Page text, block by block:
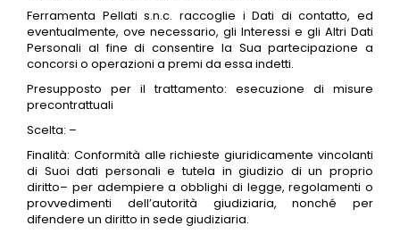
Ferramenta Pellati s.n.c. raccoglie i Dati di contatto, ed
eventualmente, ove necessario, gli Interessi e gli Altri Dati
Personali al fine di consentire la Sua partecipazione a
concorsi o operazioni a premi da essa indetti.
Presupposto per il trattamento: esecuzione di misure
precontrattuali
Scelta: –
Finalità: Conformità alle richieste giuridicamente vincolanti
di Suoi dati personali e tutela in giudizio di un proprio
diritto– per adempiere a obblighi di legge, regolamenti o
provvedimenti dell’autorità giudiziaria, nonché per
difendere un diritto in sede giudiziaria.